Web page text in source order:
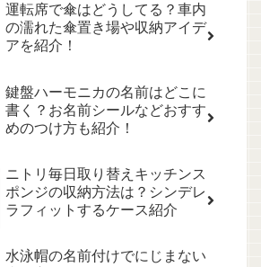
運転席で傘はどうしてる？車内
の濡れた傘置き場や収納アイデ
アを紹介！
鍵盤ハーモニカの名前はどこに
書く？お名前シールなどおすす
めのつけ方も紹介！
ニトリ毎日取り替えキッチンス
ポンジの収納方法は？シンデレ
ラフィットするケース紹介
水泳帽の名前付けでにじまない